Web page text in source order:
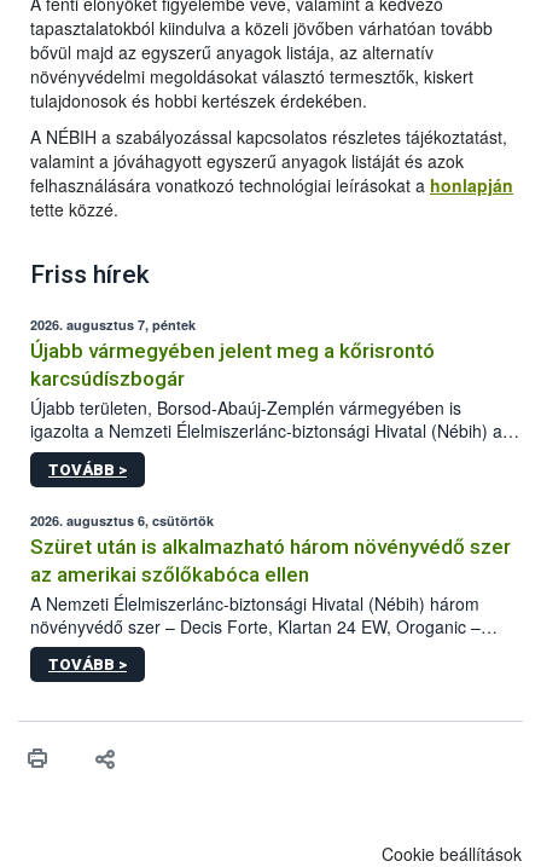
tapasztalatokból kiindulva a közeli jövőben várhatóan tovább
bővül majd az egyszerű anyagok listája, az alternatív
növényvédelmi megoldásokat választó termesztők, kiskert
tulajdonosok és hobbi kertészek érdekében.
A NÉBIH a szabályozással kapcsolatos részletes tájékoztatást,
valamint a jóváhagyott egyszerű anyagok listáját és azok
felhasználására vonatkozó technológiai leírásokat a honlapján
tette közzé.
Friss hírek
2026. augusztus 7, péntek
Újabb vármegyében jelent meg a kőrisrontó
karcsúdíszbogár
Újabb területen, Borsod-Abaúj-Zemplén vármegyében is
igazolta a Nemzeti Élelmiszerlánc-biztonsági Hivatal (Nébih) a
kőrisrontó karcsúdíszbogár (Agrilus planipennis) jelenlétét. A
kártevőt nem csak színcsapdában találták meg, de már fertőzött
az intenzív felderítést, emellett az intézkedéseket a szlovák
hatósággal is összehangolják a terjedés megállítása érdekében.
TOVÁBB >
2026. augusztus 6, csütörtök
Szüret után is alkalmazható három növényvédő szer
az amerikai szőlőkabóca ellen
A Nemzeti Élelmiszerlánc-biztonsági Hivatal (Nébih) három
növényvédő szer – Decis Forte, Klartan 24 EW, Oroganic –
engedélyokiratát módosította, így azok a szüretet követően,
egészen a vesszőérettség (BBCH 91) stádiumáig
érésű szőlőkben is legyen lehetőség a károsító elleni további
felhasználók számára is elérhető és ökológiai termesztésben is
TOVÁBB >
Cookie beállítások